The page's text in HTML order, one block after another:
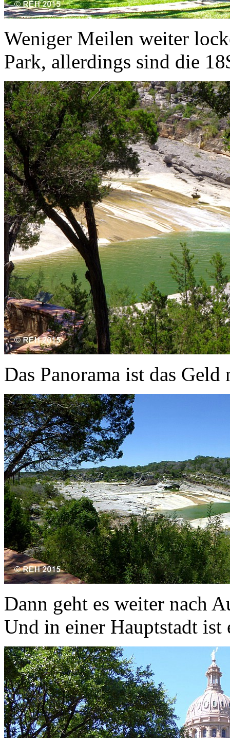
Weniger Meilen weiter
Park, allerdings sind die
Das Panorama ist das
Dann geht es weiter nach
Und in einer Hauptstadt ist